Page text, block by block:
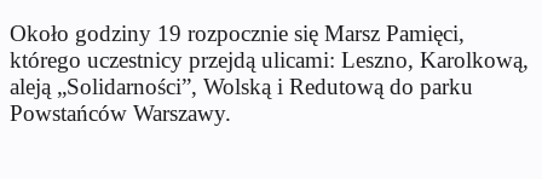
Około godziny 19 rozpocznie się Marsz Pamięci,
którego uczestnicy przejdą ulicami: Leszno, Karolkową,
aleją „Solidarności”, Wolską i Redutową do parku
Powstańców Warszawy.